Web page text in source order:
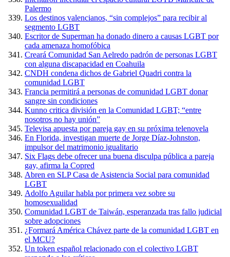
Palermo
Los destinos valencianos, “sin complejos” para recibir al
segmento LGBT
Escritor de Superman ha donado dinero a causas LGBT por
cada amenaza homofóbica
Creará Comunidad San Aelredo padrón de personas LGBT
con alguna discapacidad en Coahuila
CNDH condena dichos de Gabriel Quadri contra la
comunidad LGBT
Francia permitirá a personas de comunidad LGBT donar
sangre sin condiciones
Kunno critica división en la Comunidad LGBT; “entre
nosotros no hay unión”
Televisa apuesta por pareja gay en su próxima telenovela
En Florida, investigan muerte de Jorge Díaz-Johnston,
impulsor del matrimonio igualitario
Six Flags debe ofrecer una buena disculpa pública a pareja
gay, afirma la Copred
Abren en SLP Casa de Asistencia Social para comunidad
LGBT
Adolfo Aguilar habla por primera vez sobre su
homosexualidad
Comunidad LGBT de Taiwán, esperanzada tras fallo judicial
sobre adopciones
¿Formará América Chávez parte de la comunidad LGBT en
el MCU?
Un token español relacionado con el colectivo LGBT